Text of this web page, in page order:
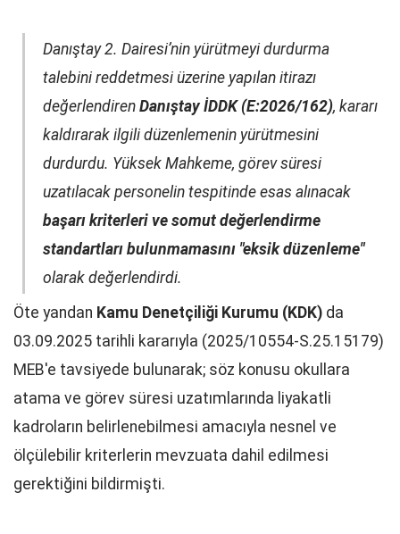
Danıştay 2. Dairesi’nin yürütmeyi durdurma
talebini reddetmesi üzerine yapılan itirazı
değerlendiren Danıştay İDDK (E:2026/162), kararı
kaldırarak ilgili düzenlemenin yürütmesini
durdurdu. Yüksek Mahkeme, görev süresi
uzatılacak personelin tespitinde esas alınacak
başarı kriterleri ve somut değerlendirme
standartları bulunmamasını "eksik düzenleme"
olarak değerlendirdi.
Öte yandan Kamu Denetçiliği Kurumu (KDK) da
03.09.2025 tarihli kararıyla (2025/10554-S.25.15179)
MEB'e tavsiyede bulunarak; söz konusu okullara
atama ve görev süresi uzatımlarında liyakatli
kadroların belirlenebilmesi amacıyla nesnel ve
ölçülebilir kriterlerin mevzuata dahil edilmesi
gerektiğini bildirmişti.